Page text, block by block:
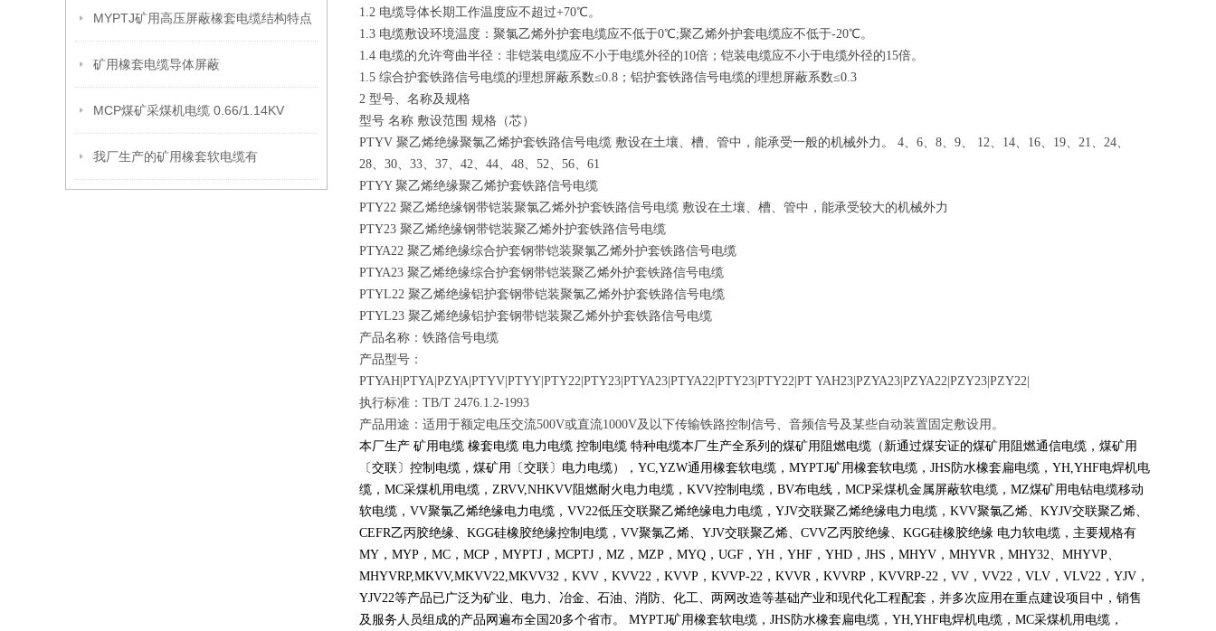
MYPTJ矿用高压屏蔽橡套电缆结构特点
矿用橡套电缆导体屏蔽
MCP煤矿采煤机电缆 0.66/1.14KV
我厂生产的矿用橡套软电缆有
1.2 电缆导体长期工作温度应不超过+70℃。
1.3 电缆敷设环境温度：聚氯乙烯外护套电缆应不低于0℃;聚乙烯外护套电缆应不低于-20℃。
1.4 电缆的允许弯曲半径：非铠装电缆应不小于电缆外径的10倍；铠装电缆应不小于电缆外径的15倍。
1.5 综合护套铁路信号电缆的理想屏蔽系数≤0.8；铝护套铁路信号电缆的理想屏蔽系数≤0.3
2 型号、名称及规格
型号 名称 敷设范围 规格（芯）
PTYV 聚乙烯绝缘聚氯乙烯护套铁路信号电缆 敷设在土壤、槽、管中，能承受一般的机械外力。 4、6、8、9、 12、14、16、19、21、24、
28、30、33、37、42、44、48、52、56、61
PTYY 聚乙烯绝缘聚乙烯护套铁路信号电缆
PTY22 聚乙烯绝缘钢带铠装聚氯乙烯外护套铁路信号电缆 敷设在土壤、槽、管中，能承受较大的机械外力
PTY23 聚乙烯绝缘钢带铠装聚乙烯外护套铁路信号电缆
PTYA22 聚乙烯绝缘综合护套钢带铠装聚氯乙烯外护套铁路信号电缆
PTYA23 聚乙烯绝缘综合护套钢带铠装聚乙烯外护套铁路信号电缆
PTYL22 聚乙烯绝缘铝护套钢带铠装聚氯乙烯外护套铁路信号电缆
PTYL23 聚乙烯绝缘铝护套钢带铠装聚乙烯外护套铁路信号电缆
产品名称：铁路信号电缆
产品型号：
PTYAH|PTYA|PZYA|PTYV|PTYY|PTY22|PTY23|PTYA23|PTYA22|PTY23|PTY22|PT YAH23|PZYA23|PZYA22|PZY23|PZY22|
执行标准：TB/T 2476.1.2-1993
产品用途：适用于额定电压交流500V或直流1000V及以下传输铁路控制信号、音频信号及某些自动装置固定敷设用。
本厂生产 矿用电缆 橡套电缆 电力电缆 控制电缆 特种电缆本厂生产全系列的煤矿用阻燃电缆（新通过煤安证的煤矿用阻燃通信电缆，煤矿用
〔交联〕控制电缆，煤矿用〔交联〕电力电缆）， YC,YZW通用橡套软电缆， MYPTJ矿用橡套软电缆， JHS 防水橡套扁电缆， YH,YHF电焊机电
缆， MC采煤机用电缆， ZRVV,NHKVV阻燃耐火电力电缆， KVV控制电缆， BV布电线， MCP采煤机金属屏蔽软电缆， MZ煤矿用电钻电缆移动
软电缆， VV聚氯乙烯绝缘电力电缆， VV22低压交联聚乙烯绝缘电力电缆， YJV交联聚乙烯绝缘电力电缆， KVV聚氯乙烯、 KYJV交联聚乙烯、
CEFR乙丙胶绝缘、 KGG硅橡胶绝缘控制电缆， VV聚氯乙烯、 YJV交联聚乙烯、 CVV乙丙胶绝缘、 KGG硅橡胶绝缘 电力软电缆，主要规格有
MY ， MYP ， MC ， MCP ， MYPTJ ， MCPTJ ， MZ ， MZP ， MYQ ， UGF ， YH ， YHF ， YHD ， JHS ， MHYV ， MHYVR， MHY32、 MHYVP、
MHYVRP,MKVV,MKVV22,MKVV32 ， KVV ， KVV22 ， KVVP ， KVVP-22 ， KVVR， KVVRP ， KVVRP-22 ， VV ， VV22 ， VLV ， VLV22 ， YJV ，
YJV22等产品已广泛为矿业、电力、冶金、石油、消防、化工、两网改造等基础产业和现代化工程配套，并多次应用在重点建设项目中，销售
及服务人员组成的产品网遍布全国 20多个省市。 MYPTJ矿用橡套软电缆， JHS 防水橡套扁电缆， YH,YHF电焊机电缆， MC采煤机用电缆，